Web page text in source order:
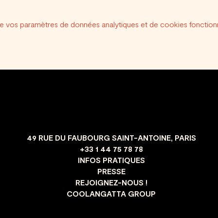
vos paramètres de données analytiques et de cookies
49 RUE DU FAUBOURG SAINT-ANTOINE, PARIS
+33 1 44 75 78 78
INFOS PRATIQUES
PRESSE
REJOIGNEZ-NOUS !
COOLANGATTA GROUP